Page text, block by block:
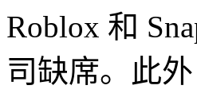
Roblox 和
司缺席。此外